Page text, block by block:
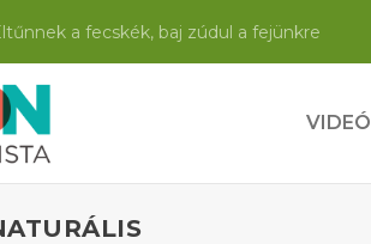
a fecskék, baj zúdul a fejünkre
VIDEÓ